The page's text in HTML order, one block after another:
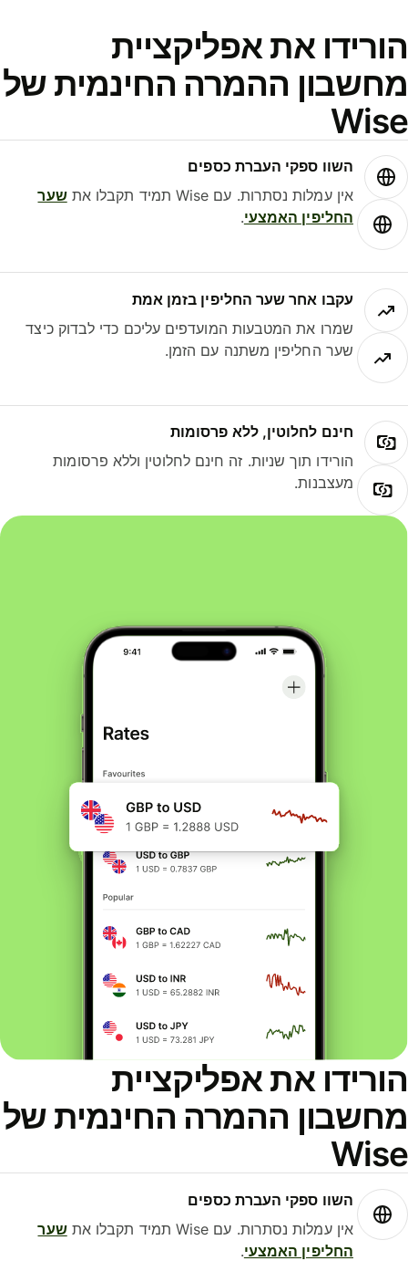
את אפליקציית
ההמרה החינמית של
השוו ספקי העברת כספים
אין עמלות נסתרות. עם Wise תמיד תקבלו את
שער
החליפין האמצעי.
עקבו אחר שער החליפין בזמן אמת
שמרו את המטבעות המועדפים עליכם כדי לבדוק כיצד
שער החליפין משתנה עם הזמן.
חינם לחלוטין, ללא פרסומות
הורידו תוך שניות. זה חינם לחלוטין וללא פרסומות
מעצבנות.
את אפליקציית
ההמרה החינמית של
השוו ספקי העברת כספים
אין עמלות נסתרות. עם Wise תמיד תקבלו את
שער
החליפין האמצעי.